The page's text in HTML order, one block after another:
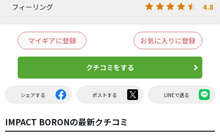
フィーリング 4.8
マイギアに登録 お気に入りに登録
クチコミをする
シェアする ポストする LINEで送る
IMPACT BORONの最新クチコミ